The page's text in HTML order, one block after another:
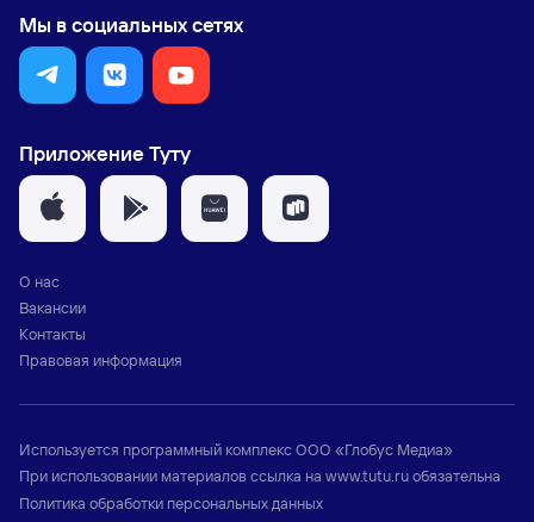
Мы в социальных сетях
Приложение Туту
О нас
Вакансии
Контакты
Правовая информация
Используется программный комплексООО «Глобус Медиа»
При использовании материалов ссылка на www.tutu.ruобязательна
Политика обработки персональных данных